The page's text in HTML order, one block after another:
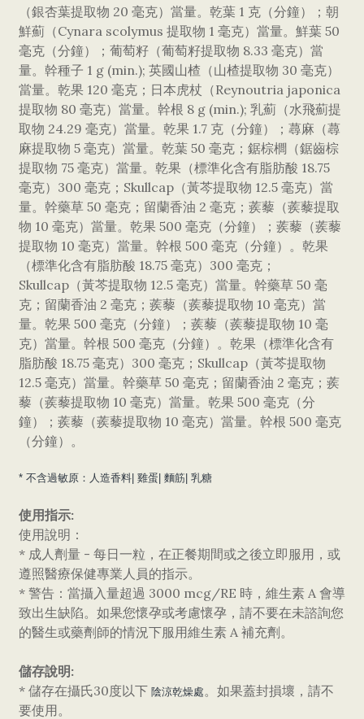
（銀杏葉提取物 20 毫克）當量。乾葉 1 克（分鐘）；朝
鮮薊（Cynara scolymus 提取物 1 毫克）當量。鮮葉 50
毫克（分鐘）；葡萄籽（葡萄籽提取物 8.33 毫克）當
量。幹種子 1 g (min.); 英國山楂（山楂提取物 30 毫克）
當量。乾果 120 毫克；日本虎杖（Reynoutria japonica
提取物 80 毫克）當量。幹根 8 g (min.); 乳薊（水飛薊提
取物 24.29 毫克）當量。乾果 1.7 克（分鐘）；蕁麻（蕁
麻提取物 5 毫克）當量。乾葉 50 毫克；鋸棕櫚（鋸齒棕
提取物 75 毫克）當量。乾果（標準化含有脂肪酸 18.75
毫克）300 毫克；Skullcap（黃芩提取物 12.5 毫克）當
量。幹藥草 50 毫克；留蘭香油 2 毫克；蒺藜（蒺藜提取
物 10 毫克）當量。乾果 500 毫克（分鐘）；蒺藜（蒺藜
提取物 10 毫克）當量。幹根 500 毫克（分鐘）。乾果
（標準化含有脂肪酸 18.75 毫克）300 毫克；
Skullcap（黃芩提取物 12.5 毫克）當量。幹藥草 50 毫
克；留蘭香油 2 毫克；蒺藜（蒺藜提取物 10 毫克）當
量。乾果 500 毫克（分鐘）；蒺藜（蒺藜提取物 10 毫
克）當量。幹根 500 毫克（分鐘）。乾果（標準化含有
脂肪酸 18.75 毫克）300 毫克；Skullcap（黃芩提取物
12.5 毫克）當量。幹藥草 50 毫克；留蘭香油 2 毫克；蒺
藜（蒺藜提取物 10 毫克）當量。乾果 500 毫克（分
鐘）；蒺藜（蒺藜提取物 10 毫克）當量。幹根 500 毫克
（分鐘）。
* 不含過敏原：人造香料| 雞蛋| 麵筋| 乳糖
使用指示:
使用說明：
* 成人劑量 - 每日一粒，在正餐期間或之後立即服用，或
遵照醫療保健專業人員的指示。
* 警告：當攝入量超過 3000 mcg/RE 時，維生素 A 會導
致出生缺陷。如果您懷孕或考慮懷孕，請不要在未諮詢您
的醫生或藥劑師的情況下服用維生素 A 補充劑。
儲存說明:
* 儲存在攝氏30度以下 陰涼乾燥處。如果蓋封損壞，請不
要使用。